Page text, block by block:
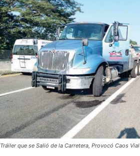
Tráiler que se Salió de la Carretera, Provocó Caos Vial